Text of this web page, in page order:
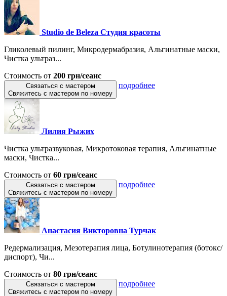
Studio de Beleza Студия красоты
Гликолевый пилинг, Микродермабразия, Альгинатные маски,
Чистка ультраз...
Стоимость от 200 грн/сеанс
Связаться с мастером
Свяжитесь с мастером по номеру
подробнее
Лилия Рыжих
Чистка ультразвуковая, Микротоковая терапия, Альгинатные
маски, Чистка...
Стоимость от 60 грн/сеанс
Связаться с мастером
Свяжитесь с мастером по номеру
подробнее
Анастасия Викторовна Турчак
Редермализация, Мезотерапия лица, Ботулинотерапия (ботокс/
диспорт), Чи...
Стоимость от 80 грн/сеанс
Связаться с мастером
Свяжитесь с мастером по номеру
подробнее